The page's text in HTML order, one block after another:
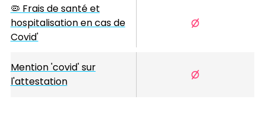
🦠 Frais de santé et
hospitalisation en cas de
Covid'
Mention 'covid' sur
l'attestation